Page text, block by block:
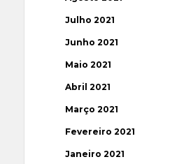
Julho 2021
Junho 2021
Maio 2021
Abril 2021
Março 2021
Fevereiro 2021
Janeiro 2021